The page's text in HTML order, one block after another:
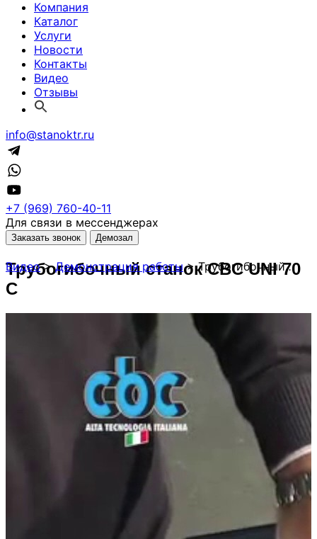
Компания
Каталог
Услуги
Новости
Контакты
Видео
Отзывы
info@stanoktr.ru
+7 (969) 760-40-11
Для связи в мессенджерах
Заказать звонок Демозал
Видео>Демонстрация работы>Трубогибочный станок CBC UNI 70 C
Трубогибочный станок CBC UNI 70
C